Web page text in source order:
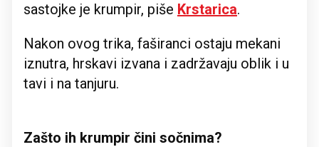
sastojke je krumpir, piše Krstarica.
Nakon ovog trika, faširanci ostaju mekani
iznutra, hrskavi izvana i zadržavaju oblik i u
tavi i na tanjuru.
Zašto ih krumpir čini sočnima?